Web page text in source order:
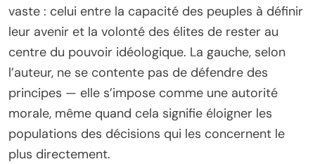
vaste : celui entre la capacité des peuples à définir
leur avenir et la volonté des élites de rester au
centre du pouvoir idéologique. La gauche, selon
l’auteur, ne se contente pas de défendre des
principes — elle s’impose comme une autorité
morale, même quand cela signifie éloigner les
populations des décisions qui les concernent le
plus directement.